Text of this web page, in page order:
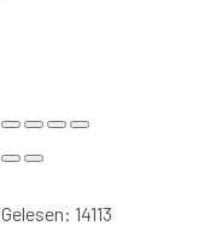
Gelesen: 14113